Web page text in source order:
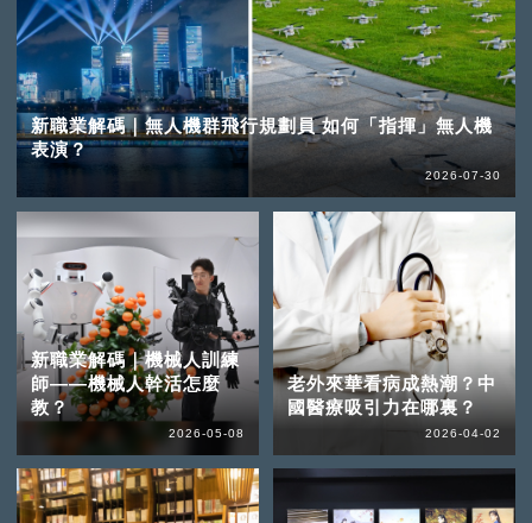
新職業解碼｜無人機群飛行規劃員 如何「指揮」無人機
表演？
2026-07-30
新職業解碼｜機械人訓練
師——機械人幹活怎麼
教？
2026-05-08
老外來華看病成熱潮？中
國醫療吸引力在哪裏？
2026-04-02